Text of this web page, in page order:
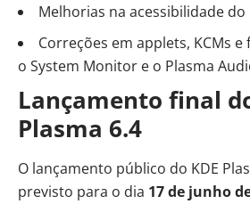
Melhorias na acessibilidade do
Correções em applets, KCMs
o System Monitor e o Plasma
Lançamento final
Plasma 6.4
O lançamento público do KDE
previsto para o dia 17 de junho